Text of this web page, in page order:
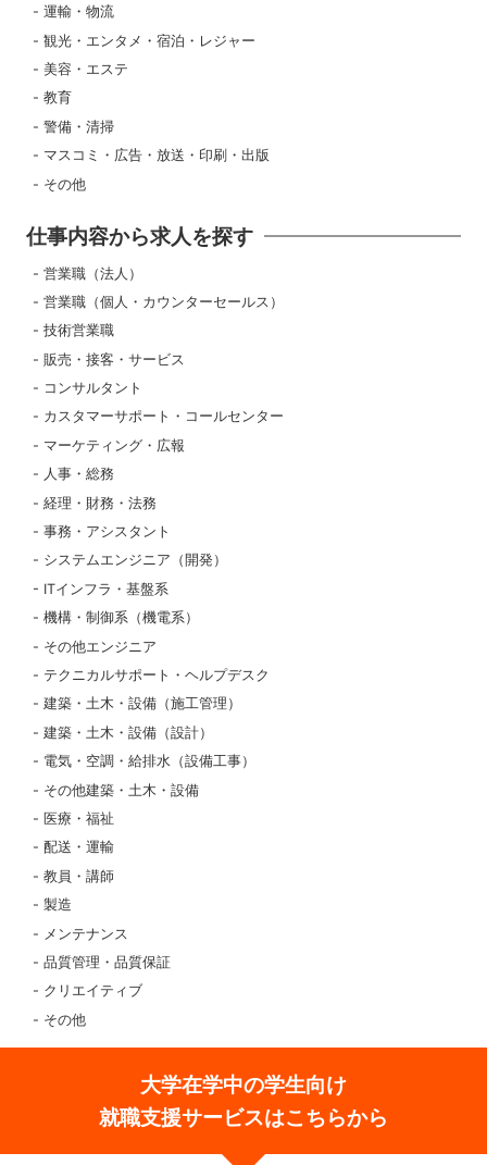
運輸・物流
観光・エンタメ・宿泊・レジャー
美容・エステ
教育
警備・清掃
マスコミ・広告・放送・印刷・出版
その他
仕事内容から求人を探す
営業職（法人）
営業職（個人・カウンターセールス）
技術営業職
販売・接客・サービス
コンサルタント
カスタマーサポート・コールセンター
マーケティング・広報
人事・総務
経理・財務・法務
事務・アシスタント
システムエンジニア（開発）
ITインフラ・基盤系
機構・制御系（機電系）
その他エンジニア
テクニカルサポート・ヘルプデスク
建築・土木・設備（施工管理）
建築・土木・設備（設計）
電気・空調・給排水（設備工事）
その他建築・土木・設備
医療・福祉
配送・運輸
教員・講師
製造
メンテナンス
品質管理・品質保証
クリエイティブ
その他
大学在学中の学生向け
就職支援サービスはこちらから